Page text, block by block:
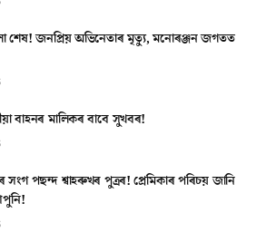
শেষ! জনপ্ৰিয় অভিনেতাৰ মৃত্যু, মনোৰঞ্জন জগতত
বাহনৰ মালিকৰ বাবে সুখবৰ!
সংগ পছন্দ শ্বাহৰুখৰ পুত্ৰৰ! প্ৰেমিকাৰ পৰিচয় জানি